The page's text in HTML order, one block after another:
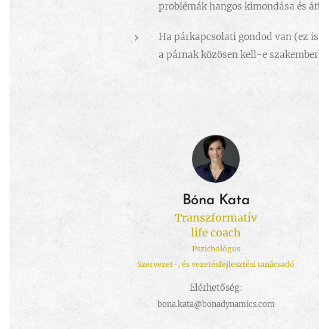
problémák hangos kimondása és
Ha párkapcsolati gondod van (ez
a párnak közösen kell-e
Bóna Kata
Transzformatív
life coach
Pszichológus
Szervezet-, és vezetésfejlesztési tanácsadó
Elérhetőség:
bona.kata@bonadynamics.com